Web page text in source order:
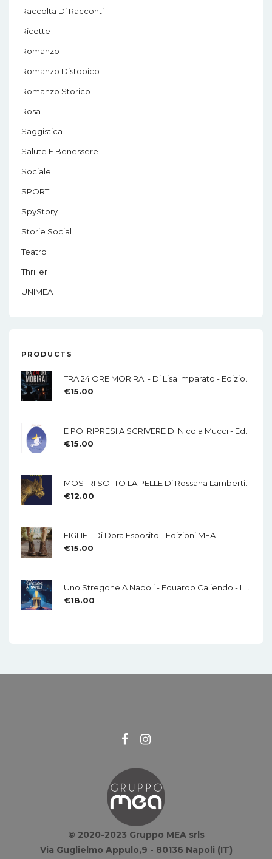
Raccolta Di Racconti
Ricette
Romanzo
Romanzo Distopico
Romanzo Storico
Rosa
Saggistica
Salute E Benessere
Sociale
SPORT
SpyStory
Storie Social
Teatro
Thriller
UNIMEA
PRODUCTS
€15.00
€15.00
€12.00
FIGLIE - Di Dora Esposito - Edizioni MEA
€15.00
€18.00
© 2020-2023 Gruppo MEA srls
Via Guglielmo Appulo,9 - 80136 Napoli (IT)